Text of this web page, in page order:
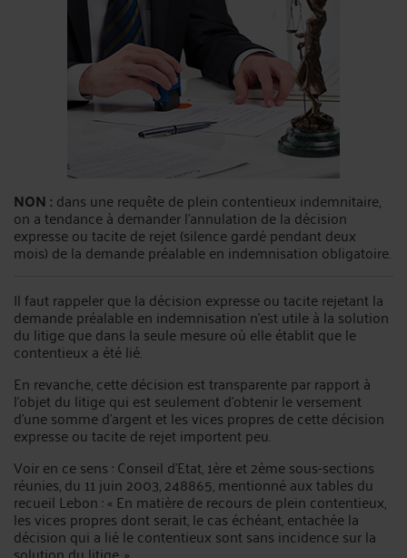
NON : dans une requête de plein contentieux indemnitaire,
on a tendance à demander l’annulation de la décision
expresse ou tacite de rejet (silence gardé pendant deux
mois) de la demande préalable en indemnisation obligatoire.
Il faut rappeler que la décision expresse ou tacite rejetant la
demande préalable en indemnisation n’est utile à la solution
du litige que dans la seule mesure où elle établit que le
contentieux a été lié.
En revanche, cette décision est transparente par rapport à
l’objet du litige qui est seulement d’obtenir le versement
d’une somme d’argent et les vices propres de cette décision
expresse ou tacite de rejet importent peu.
Voir en ce sens : Conseil d'Etat, 1ère et 2ème sous-sections
réunies, du 11 juin 2003, 248865, mentionné aux tables du
recueil Lebon : « En matière de recours de plein contentieux,
les vices propres dont serait, le cas échéant, entachée la
décision qui a lié le contentieux sont sans incidence sur la